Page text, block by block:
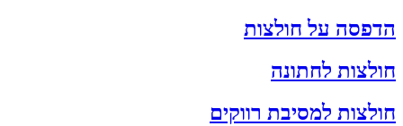
הדפסה על חולצות
חולצות לחתונה
חולצות למסיבת רווקים